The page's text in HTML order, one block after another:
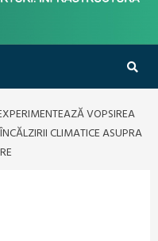
VOPSIREA
CLIMATICE ASUPRA